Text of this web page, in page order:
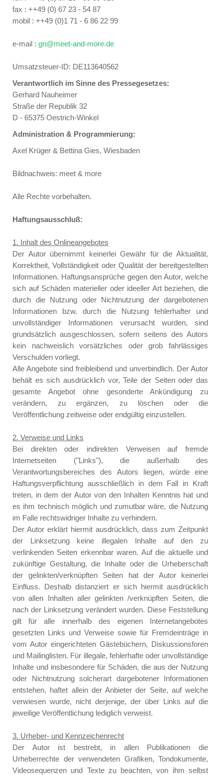
fax : ++49 (0) 67 23 - 54 87
mobil : ++49 (0)1 71 - 6 86 22 99
e-mail : gn@meet-and-more.de
Umsatzsteuer-ID: DE113640562
Verantwortlich im Sinne des Pressegesetzes:
Gerhard Nauheimer
Straße der Republik 32
D - 65375 Oestrich-Winkel
Administration & Programmierung:
Axel Krüger & Bettina Gies, Wiesbaden
Bildnachweis: meet & more
Alle Rechte vorbehalten.
Haftungsausschluß:
1. Inhalt des Onlineangebotes
Der Autor übernimmt keinerlei Gewähr für die Aktualität,
Korrektheit, Vollständigkeit oder Qualität der bereitgestellten
Informationen. Haftungsansprüche gegen den Autor, welche
sich auf Schäden materieller oder ideeller Art beziehen, die
durch die Nutzung oder Nichtnutzung der dargebotenen
Informationen bzw. durch die Nutzung fehlerhafter und
unvollständiger Informationen verursacht wurden, sind
grundsätzlich ausgeschlossen, sofern seitens des Autors
kein nachweislich vorsätzliches oder grob fahrlässiges
Verschulden vorliegt.
Alle Angebote sind freibleibend und unverbindlich. Der Autor
behält es sich ausdrücklich vor, Teile der Seiten oder das
gesamte Angebot ohne gesonderte Ankündigung zu
verändern, zu ergänzen, zu löschen oder die
Veröffentlichung zeitweise oder endgültig einzustellen.
2. Verweise und Links
Bei direkten oder indirekten Verweisen auf fremde
Internetseiten ("Links"), die außerhalb des
Verantwortungsbereiches des Autors liegen, würde eine
Haftungsverpflichtung ausschließlich in dem Fall in Kraft
treten, in dem der Autor von den Inhalten Kenntnis hat und
es ihm technisch möglich und zumutbar wäre, die Nutzung
im Falle rechtswidriger Inhalte zu verhindern.
Der Autor erklärt hiermit ausdrücklich, dass zum Zeitpunkt
der Linksetzung keine illegalen Inhalte auf den zu
verlinkenden Seiten erkennbar waren. Auf die aktuelle und
zukünftige Gestaltung, die Inhalte oder die Urheberschaft
der gelinkten/verknüpften Seiten hat der Autor keinerlei
Einfluss. Deshalb distanziert er sich hiermit ausdrücklich
von allen Inhalten aller gelinkten /verknüpften Seiten, die
nach der Linksetzung verändert wurden. Diese Feststellung
gilt für alle innerhalb des eigenen Internetangebotes
gesetzten Links und Verweise sowie für Fremdeinträge in
vom Autor eingerichteten Gästebüchern, Diskussionsforen
und Mailinglisten. Für illegale, fehlerhafte oder unvollständige
Inhalte und insbesondere für Schäden, die aus der Nutzung
oder Nichtnutzung solcherart dargebotener Informationen
entstehen, haftet allein der Anbieter der Seite, auf welche
verwiesen wurde, nicht derjenige, der über Links auf die
jeweilige Veröffentlichung lediglich verweist.
3. Urheber- und Kennzeichenrecht
Der Autor ist bestrebt, in allen Publikationen die
Urheberrechte der verwendeten Grafiken, Tondokumente,
Videosequenzen und Texte zu beachten, von ihm selbst